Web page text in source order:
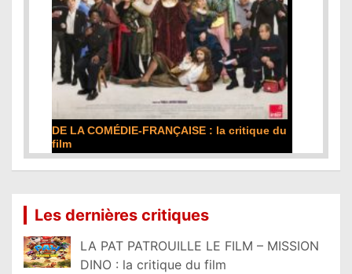
DE LA COMÉDIE-FRANÇAISE : la critique du
film
Les dernières critiques
LA PAT PATROUILLE LE FILM – MISSION
DINO : la critique du film